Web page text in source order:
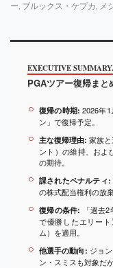
ー, ブルックス・ケプカ, メ
EXECUTIVE SUMMARY.
PGAツアー復帰まと
復帰の時期: 2026年
ン」で復帰予定。
主な復帰理由: 家族
ント）の維持、およ
の期待。
課されたペナルティ:
の株式配当権利の放
復帰の条件:
「過去
で優勝したエリー
ム）を適用。
他選手の動向: ジョ
ン・スミスも対象だ